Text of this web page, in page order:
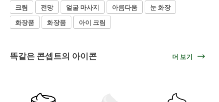
크림 전망 얼굴 마사지 아름다움
눈 화장
화장품
화장품 아이 크림
똑같은 콘셉트의 아이콘 더 보기